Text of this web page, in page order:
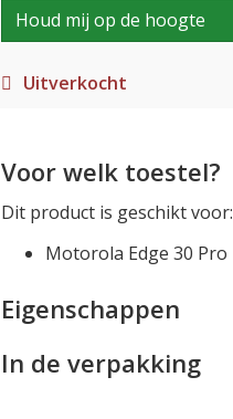
Houd mij op de hoogte
Uitverkocht
Voor welk toestel?
Dit product is geschikt voor:
Motorola Edge 30 Pro
Eigenschappen
In de verpakking